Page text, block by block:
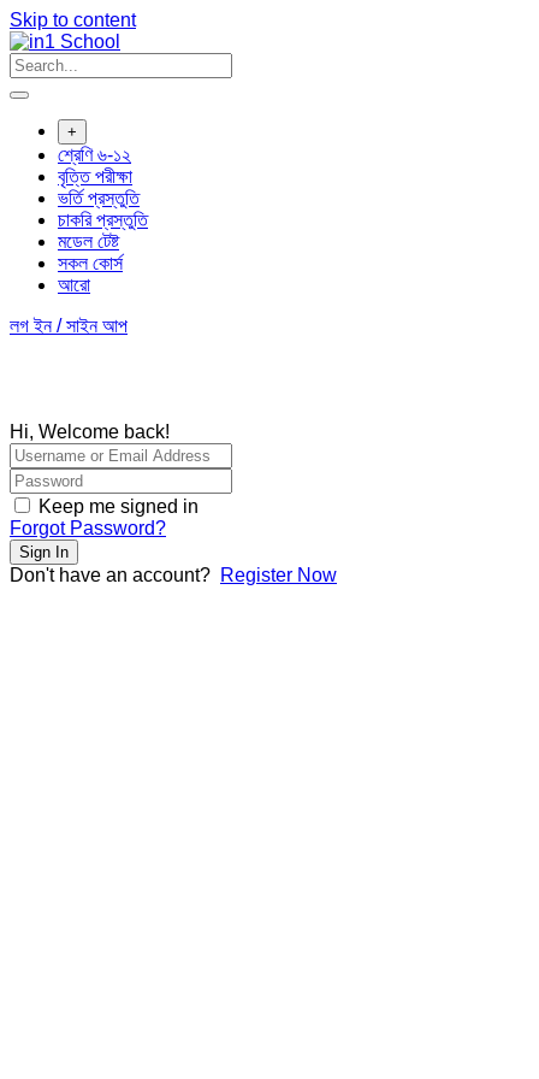
Skip to content
+
শ্রেণি ৬-১২
বৃত্তি পরীক্ষা
ভর্তি প্রস্তুতি
চাকরি প্রস্তুতি
মডেল টেষ্ট
সকল কোর্স
আরো
লগ ইন / সাইন আপ
Hi, Welcome back!
Keep me signed in
Forgot Password?
Sign In
Don't have an account? Register Now